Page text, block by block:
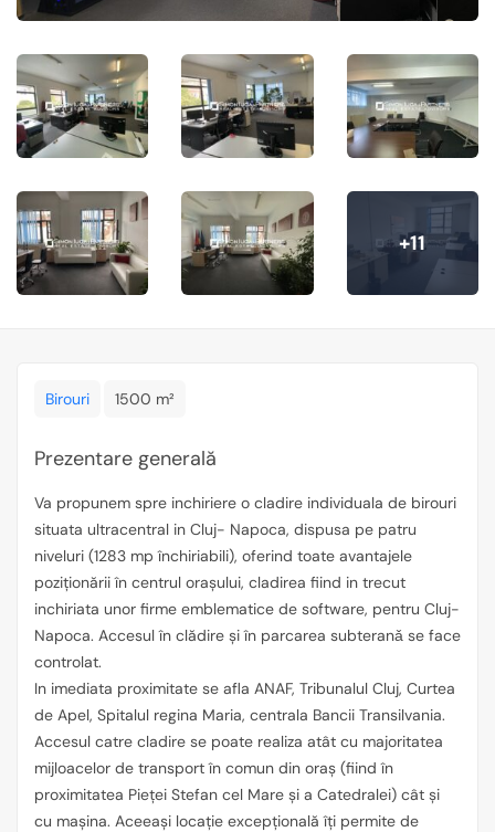
+11
Birouri 1500 m²
Prezentare generală
Va propunem spre inchiriere o cladire individuala de birouri
situata ultracentral in Cluj- Napoca, dispusa pe patru
niveluri (1283 mp închiriabili), oferind toate avantajele
poziționării în centrul orașului, cladirea fiind in trecut
inchiriata unor firme emblematice de software, pentru Cluj-
Napoca. Accesul în clădire și în parcarea subteranǎ se face
controlat.
In imediata proximitate se afla ANAF, Tribunalul Cluj, Curtea
de Apel, Spitalul regina Maria, centrala Bancii Transilvania.
Accesul catre cladire se poate realiza atât cu majoritatea
mijloacelor de transport în comun din oraș (fiind în
proximitatea Pieței Stefan cel Mare și a Catedralei) cât și
cu mașina. Aceeași locație excepțională îți permite de